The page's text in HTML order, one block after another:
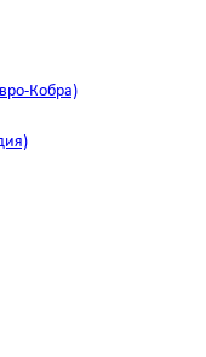
Кобра)